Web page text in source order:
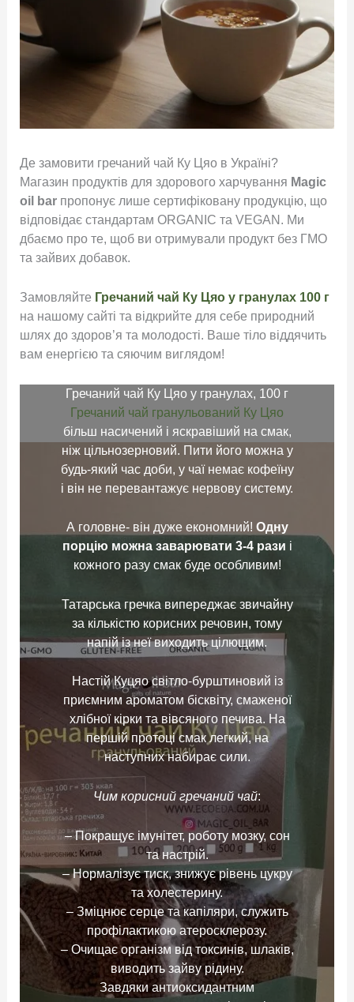
Де замовити гречаний чай Ку Цяо в Україні?
Магазин продуктів для здорового харчування Magic
oil barпропонує лише сертифіковану продукцію, що
відповідає стандартам ORGANIC та VEGAN . Ми
дбаємо про те, щоб ви отримували продукт без ГМО
та зайвих добавок.
Замовляйте Гречаний чай Ку Цяо у гранулах 100 г
на нашому сайті та відкрийте для себе природний
шлях до здоров’я та молодості. Ваше тіло віддячить
вам енергією та сяючим виглядом!
Гречаний чай Ку Цяо у гранулах, 100 г
Гречаний чай гранульований Ку Цяо
більш насичений і яскравіший на смак,
ніж цільнозерновий. Пити його можна у
будь-який час доби, у чаї немає кофеїну
і він не перевантажує нервову систему.
А головне- він дуже економний! Одну
порцію можна заварювати 3-4 рази і
кожного разу смак буде особливим!
Татарська гречка випереджає звичайну
за кількістю корисних речовин, тому
напій із неї виходить цілющим.
Настій Куцяо світло-бурштиновий із
приємним ароматом бісквіту, смаженої
хлібної кірки та вівсяного печива. На
першій протоці смак легкий, на
наступних набирає сили.
Чим корисний гречаний чай:
– Покращує імунітет, роботу мозку, сон
та настрій.
– Нормалізує тиск, знижує рівень цукру
та холестерину.
– Зміцнює серце та капіляри, служить
профілактикою атеросклерозу.
– Очищає організм від токсинів, шлаків,
виводить зайву рідину.
Завдяки антиоксидантним